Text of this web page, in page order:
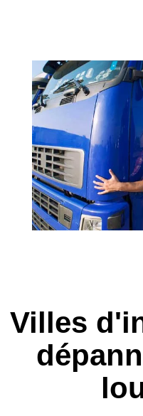
Villes